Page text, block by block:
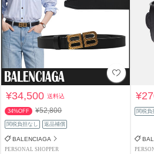
¥34,500送料込
34%OFF ¥52,800
関税負担なし 返品補償
BALENCIAGA
PERSONAL SHOPPER
関税負